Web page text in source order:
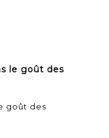
le goût des
goût des